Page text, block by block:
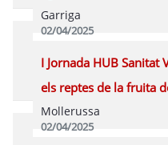
Garriga
02/04/2025
Programa
I Jornada HUB
els reptes de la fruita
Mollerussa
02/04/2025